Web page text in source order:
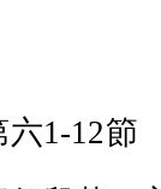
1-12節